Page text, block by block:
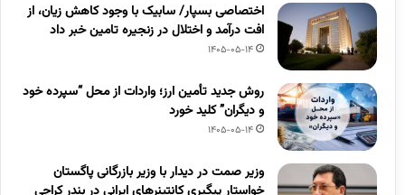
اختصاصی بسپار/ سابیک با وجود کاهش زیان، از
افت درآمد و اختلال در زنجیره تامین خبر داد
1405-05-14
روش جدید تأمین ارز؛ واردات از محل “سپرده خود
و دیگران” کلید خورد
1405-05-14
وزیر صمت در دیدار با وزیر بازرگانی پاگستان
خواستار پیگیری کانتینرهای ایرانی در بندر کراچی